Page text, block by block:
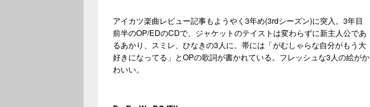
アイカツ楽曲レビュー記事もようやく3年め(3rdシーズン)に突入。3年目
前半のOP/EDのCDで、ジャケットのテイストは変わらずに新主人公であ
るあかり、スミレ、ひなきの3人に。帯には「がむしゃらな自分がもう大
好きになってる」とOPの歌詞が書かれている。フレッシュな3人の絵がか
わいい。